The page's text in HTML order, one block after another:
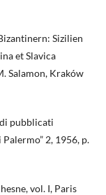
Sizilien
et Slavica
Salamon, Kraków
pubblicati
2, 1956, p.
vol. I, Paris